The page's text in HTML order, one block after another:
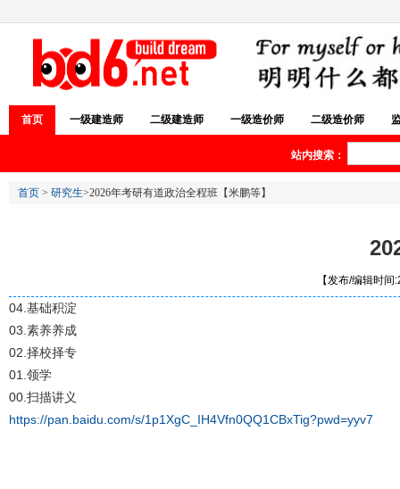
首页 一级建造师 二级建造师 一级造价师 二级造价师
站内搜索：
首页 > 研究生>2026年考研有道政治全程班【米鹏等】
【发布/编辑时
04.基础积淀
03.素养养成
02.择校择专
01.领学
00.扫描讲义
https://pan.baidu.com/s/1p1XgC_IH4Vfn0QQ1CBxTig?pwd=yyv7